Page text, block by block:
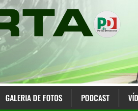
GALERIA DE FOTOS PODCAST